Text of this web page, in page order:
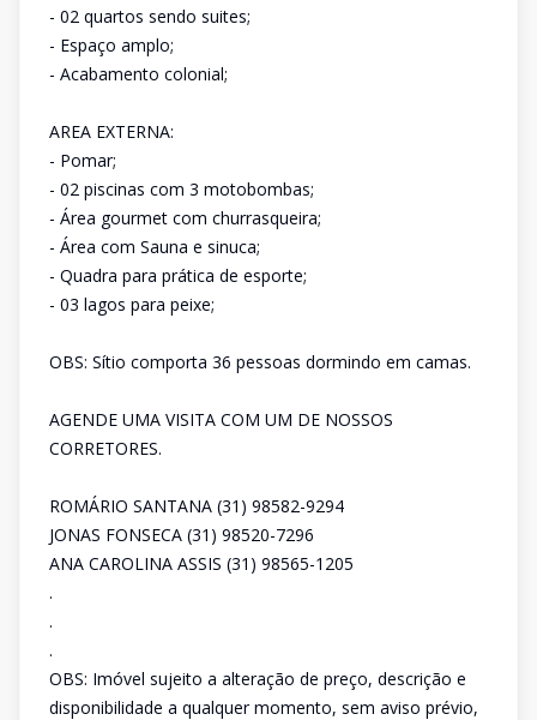
- 02 quartos sendo suites;
- Espaço amplo;
- Acabamento colonial;
AREA EXTERNA:
- Pomar;
- 02 piscinas com 3 motobombas;
- Área gourmet com churrasqueira;
- Área com Sauna e sinuca;
- Quadra para prática de esporte;
- 03 lagos para peixe;
OBS: Sítio comporta 36 pessoas dormindo em camas.
AGENDE UMA VISITA COM UM DE NOSSOS
CORRETORES.
ROMÁRIO SANTANA (31) 98582-9294
JONAS FONSECA (31) 98520-7296
ANA CAROLINA ASSIS (31) 98565-1205
.
.
.
OBS: Imóvel sujeito a alteração de preço, descrição e
disponibilidade a qualquer momento, sem aviso prévio,